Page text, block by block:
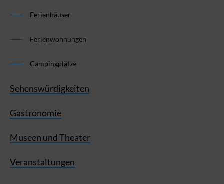
Ferienhäuser
Ferienwohnungen
Campingplätze
Sehenswürdigkeiten
Gastronomie
Museen und Theater
Veranstaltungen